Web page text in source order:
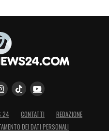
.
TOP NEWS
24 CONTATTI
REDAZIONE
DEI DATI PERSONALI